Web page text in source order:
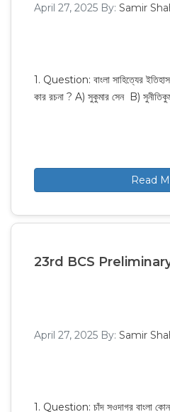
April 27, 2025 By: Samir
1. Question: বাংলা সাহিত্যের
কার রচনা ? A) সুকুমার সেন B)
Read
23rd BCS
April 27, 2025 By: Samir
1. Question: চাঁদ সওদাগর বাংলা কোন